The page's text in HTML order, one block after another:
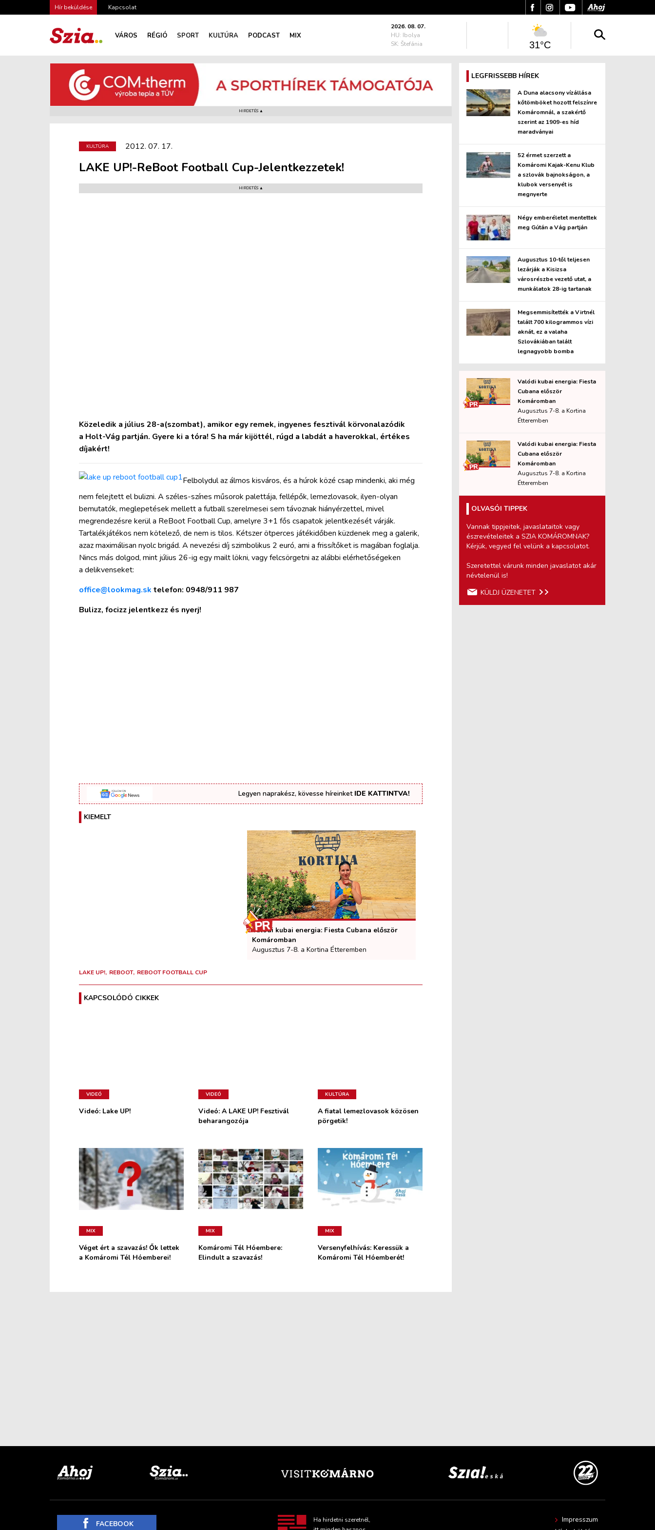
Hír beküldése Kapcsolat
VÁROS RÉGIÓ SPORT KULTÚRA PODCAST MIX
2026. 08. 07.
HU: Ibolya
SK: Štefánia
31°C
HIRDETÉS ▲
KULTÚRA 2012. 07. 17.
LAKE UP!-ReBoot Football Cup-Jelentkezzetek!
HIRDETÉS ▲
Közeledik a július 28-a(szombat), amikor egy remek, ingyenes fesztivál körvonalazódik
a Holt-Vág partján. Gyere ki a tóra! S ha már kijöttél, rúgd a labdát a haverokkal, értékes
díjakért!
Felbolydul az álmos kisváros, és a húrok közé csap mindenki, aki még
nem felejtett el bulizni. A széles-színes műsorok palettája, fellépők, lemezlovasok, ilyen-olyan
bemutatók, meglepetések mellett a futball szerelmesei sem távoznak hiányérzettel, mivel
megrendezésre kerül a ReBoot Football Cup, amelyre 3+1 fős csapatok jelentkezését várják.
Tartalékjátékos nem kötelező, de nem is tilos. Kétszer ötperces játékidőben küzdenek meg a galerik,
azaz maximálisan nyolc brigád. A nevezési díj szimbolikus 2 euró, ami a frissítőket is magában foglalja.
Nincs más dolgod, mint július 26-ig egy mailt lökni, vagy felcsörgetni az alábbi elérhetőségeken
a delikvenseket:
office@lookmag.sk telefon: 0948/911 987
Bulizz, focizz jelentkezz és nyerj!
Legyen naprakész, kövesse híreinket IDE KATTINTVA!
KIEMELT
Valódi kubai energia: Fiesta Cubana először
Komáromban
Augusztus 7-8. a Kortina Étteremben
LAKE UP! REBOOT REBOOT FOOTBALL CUP
KAPCSOLÓDÓ CIKKEK
VIDEÓ
Videó: Lake UP!
VIDEÓ
Videó: A LAKE UP! Fesztivál
beharangozója
KULTÚRA
A fiatal lemezlovasok közösen
pörgetik!
MIX
Véget ért a szavazás! Ők lettek
a Komáromi Tél Hóemberei!
MIX
Komáromi Tél Hóembere:
Elindult a szavazás!
MIX
Versenyfelhívás: Keressük a
Komáromi Tél Hóemberét!
LEGFRISSEBB HÍREK
A Duna alacsony vízállása
kőtömböket hozott felszínre
Komáromnál, a szakértő
szerint az 1909-es híd
maradványai
52 érmet szerzett a
Komáromi Kajak-Kenu Klub
a szlovák bajnokságon, a
klubok versenyét is
megnyerte
Négy emberéletet mentettek
meg Gútán a Vág partján
Augusztus 10-től teljesen
lezárják a Kisizsa
városrészbe vezető utat, a
munkálatok 28-ig tartanak
Megsemmisítették a Virtnél
talált 700 kilogrammos vízi
aknát, ez a valaha
Szlovákiában talált
legnagyobb bomba
Valódi kubai energia: Fiesta
Cubana először
Komáromban
Augusztus 7-8. a Kortina
Étteremben
Valódi kubai energia: Fiesta
Cubana először
Komáromban
Augusztus 7-8. a Kortina
Étteremben
OLVASÓI TIPPEK
Vannak tippjeitek, javaslataitok vagy
észrevételeitek a SZIA KOMÁROMNAK?
Kérjük, vegyed fel velünk a kapcsolatot.
Szeretettel várunk minden javaslatot akár
névtelenül is!
KÜLDJ ÜZENETET
FACEBOOK
Ha hirdetni szeretnél,
Impresszum